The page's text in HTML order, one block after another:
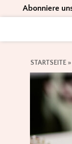
to
navigation
to
content
to
Abonniere
STARTSEITE»